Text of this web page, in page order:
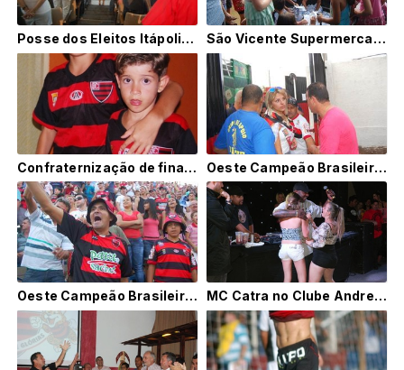
Posse dos Eleitos Itápolis 2012 São Vicente Supermercado - Show de Prêmios
Confraternização de final de ano da equipe da FM 104 Oeste Campeão Brasileiro 2012 - Série C - Galeria 2
Oeste Campeão Brasileiro Série C-2012 MC Catra no Clube Andreza de Ibitinga